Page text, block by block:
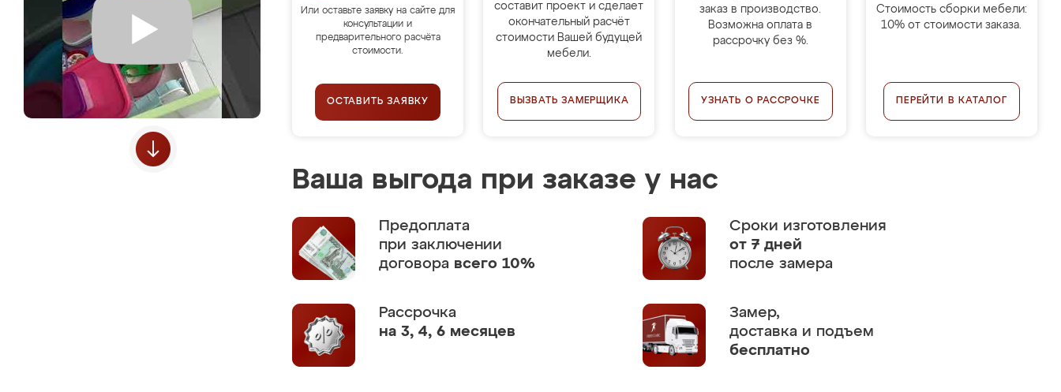
Или оставьте заявку на сайте для
консультации и
предварительного расчёта
стоимости.
ОСТАВИТЬ ЗАЯВКУ
составит проект и сделает
окончательный расчёт
стоимости Вашей будущей
мебели.
ВЫЗВАТЬ ЗАМЕРЩИКА
заказ в производство.
Возможна оплата в
рассрочку без %.
УЗНАТЬ О РАССРОЧКЕ
Стоимость сборки мебели:
10% от стоимости заказа.
ПЕРЕЙТИ В КАТАЛОГ
Ваша выгода при заказе у нас
Предоплата
при заключении
договора всего 10%
Сроки изготовления
от 7 дней
после замера
Рассрочка
на 3, 4, 6 месяцев
Замер,
доставка и подъем
бесплатно